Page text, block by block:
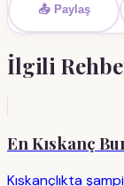
📤 Paylaş
İlgili
En Kıskanç
Kıskançlıkta